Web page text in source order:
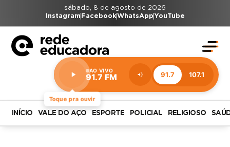
sábado, 8 de agosto de 2026
Instagram FacebookWhatsAppYouTube
Toque pra ouvir
AO VIVO
91.7 FM 91.7 107.1
Estação:
91.7
FM
INÍCIO VALE DO AÇO ESPORTE POLICIAL RELIGIOSO